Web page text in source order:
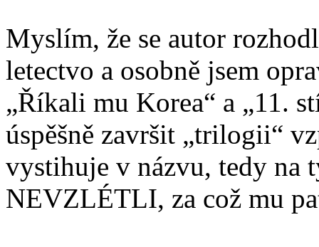
Myslím, že se autor
letectvo a osobně jsem
„Říkali mu Korea“ a „11.
úspěšně završit „trilogii“
vystihuje v názvu, tedy
NEVZLÉTLI, za což mu